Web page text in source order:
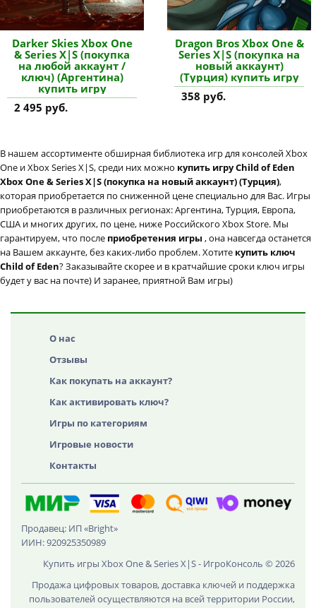
Darker Skies Xbox One
& Series X|S (покупка
на любой аккаунт /
ключ) (Аргентина)
купить игру
2 495 руб.
Dragon Bros Xbox One &
Series X|S (покупка на
новый аккаунт)
(Турция) купить игру
358 руб.
В нашем ассортименте обширная библиотека игр для консолей Xbox
One и Xbox Series X|S, среди них можно купить игру Child of Eden
Xbox One & Series X|S (покупка на новый аккаунт) (Турция),
которая приобретается по сниженной цене специально для Вас. Игры
приобретаются в различных регионах: Аргентина, Турция, Европа,
США и многих других, по цене, ниже Российского Xbox Store. Мы
гарантируем, что после приобретения игры , она навсегда останется
на Вашем аккаунте, без каких-либо проблем. Хотите купить ключ
Child of Eden? Заказывайте скорее и в кратчайшие сроки ключ игры
будет у вас на почте) И заранее, приятной Вам игры)
О нас
Отзывы
Как покупать на аккаунт?
Как активировать ключ?
Игры по категориям
Игровые новости
Контакты
Продавец: ИП «Bright»
ИИН: 920925350989
Купить игры Xbox One & Series X|S - ИгроКонсоль © 2026
Продажа цифровых товаров, доставка ключей и поддержка
пользователей осуществляются на всей территории России,